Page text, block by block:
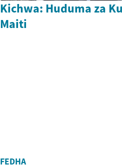
Kichwa: Huduma za
Maiti
FEDHA